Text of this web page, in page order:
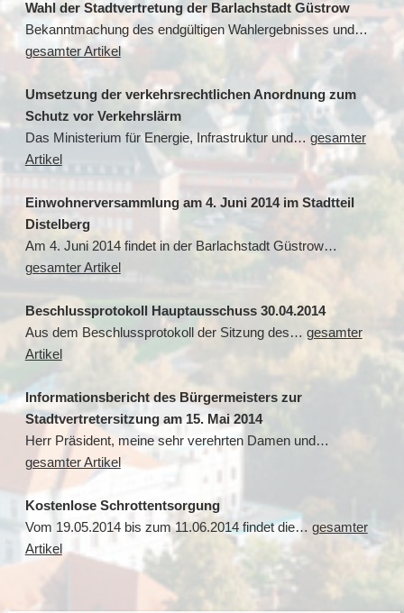
Wahl der Stadtvertretung der Barlachstadt Güstrow
Bekanntmachung des endgültigen Wahlergebnisses und…
gesamter Artikel
Umsetzung der verkehrsrechtlichen Anordnung zum
Schutz vor Verkehrslärm
Das Ministerium für Energie, Infrastruktur und…gesamter
Artikel
Einwohnerversammlung am 4. Juni 2014 im Stadtteil
Distelberg
Am 4. Juni 2014 findet in der Barlachstadt Güstrow…
gesamter Artikel
Beschlussprotokoll Hauptausschuss 30.04.2014
Aus dem Beschlussprotokoll der Sitzung des… gesamter
Artikel
Informationsbericht des Bürgermeisters zur
Stadtvertretersitzung am 15. Mai 2014
Herr Präsident, meine sehr verehrten Damen und…
gesamter Artikel
Kostenlose Schrottentsorgung
Vom 19.05.2014 bis zum 11.06.2014 findet die… gesamter
Artikel